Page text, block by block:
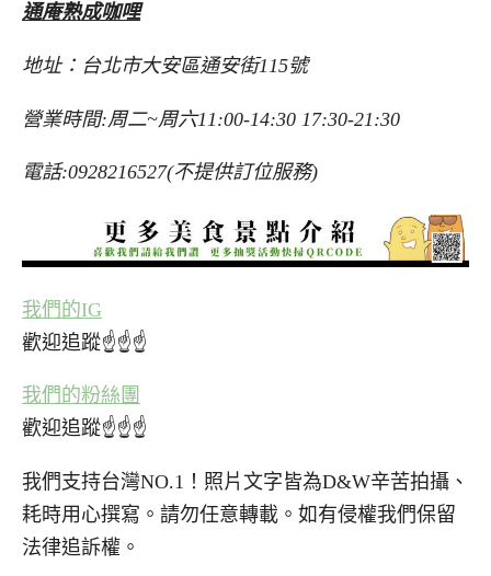
通庵熟成咖哩
地址：台北市大安區通安街115號
營業時間:周二~周六11:00-14:30 17:30-21:30
電話:0928216527(不提供訂位服務)
我們的IG
歡迎追蹤☝☝☝
我們的粉絲團
歡迎追蹤☝☝☝
我們支持台灣NO.1！照片文字皆為D&W辛苦拍攝、
耗時用心撰寫。請勿任意轉載。如有侵權我們保留
法律追訴權。